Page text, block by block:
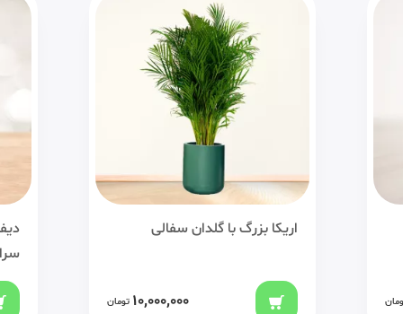
اریکا بزرگ با گلدان سفالی
10,000,000 تومان